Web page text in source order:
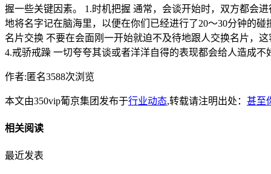
握一些关键因素。 1.时机把握 通常，会谈开始时，双方都会
地将名字记在脑海里，以便在你们已经进行了20～30分钟的
名片交换 不要在会面刚一开始就迫不及待地跟人交换名片，
4.戒骄戒躁 一切夸夸其谈或者洋洋自得的表现都会给人造成不
作者:匿名3588次浏览
本文由350vip葡京集团发布于行业动态,转载请注明出处： 甚至
相关阅读
最近发表